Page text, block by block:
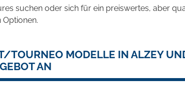
suchen oder sich für ein preiswertes, aber
TOURNEO MODELLE IN ALZEY
AN